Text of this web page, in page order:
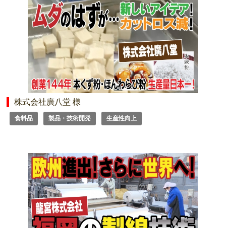
株式会社廣八堂 様
食料品 製品・技術開発 生産性向上